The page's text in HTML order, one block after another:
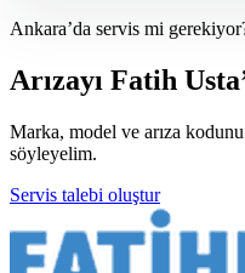
Ankara’da servis mi
Arızayı Fatih
Marka, model ve arıza
söyleyelim.
Servis talebi oluştur